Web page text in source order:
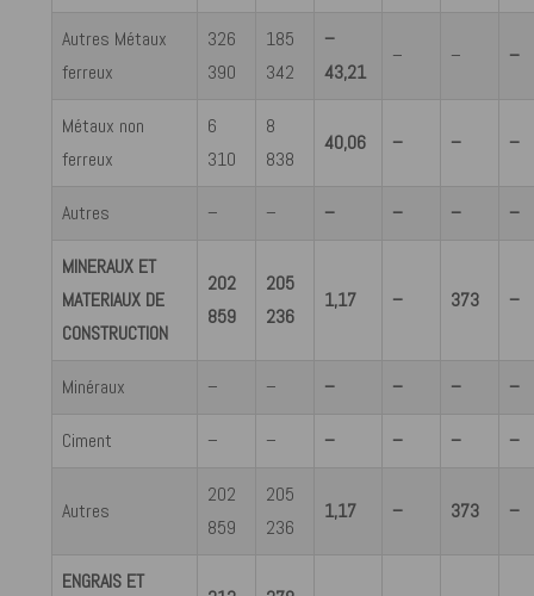
Autres Métaux
ferreux
326
390
185
342
–
43,21
– – –
Métaux non
ferreux
6
310
8
838
40,06 – – –
Autres – – – – – –
MINERAUX ET
MATERIAUX DE
CONSTRUCTION
202
859
205
236
1,17 – 373 –
Minéraux – – – – – –
Ciment – – – – – –
Autres
202
859
205
236
1,17 – 373 –
ENGRAIS ET